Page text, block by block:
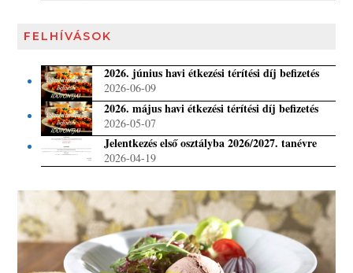
FELHÍVÁSOK
2026. június havi étkezési térítési díj befizetés
2026-06-09
2026. május havi étkezési térítési díj befizetés
2026-05-07
Jelentkezés első osztályba 2026/2027. tanévre
2026-04-19